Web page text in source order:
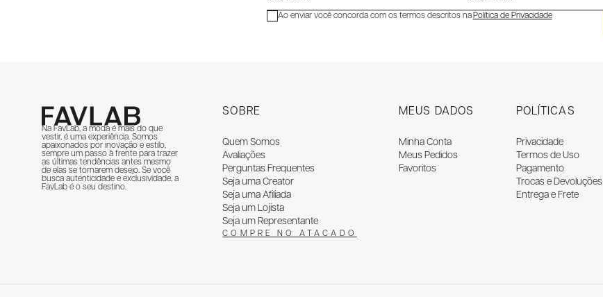
Ao enviar você concorda com os termos descritos na Política de Privacidade
Na FavLab, a moda é mais do que
vestir, é uma experiência. Somos
apaixonados por inovação e estilo,
sempre um passo à frente para trazer
as últimas tendências antes mesmo
de elas se tornarem desejo. Se você
busca autenticidade e exclusividade, a
FavLab é o seu destino.
SOBRE
Quem Somos
Avaliações
Perguntas Frequentes
Seja uma Creator
Seja uma Afiliada
Seja um Lojista
Seja um Representante
COMPRE NO ATACADO
MEUS DADOS
Minha Conta
Meus Pedidos
Favoritos
POLÍTICAS
Privacidade
Termos de Uso
Pagamento
Trocas e Devoluções
Entrega e Frete